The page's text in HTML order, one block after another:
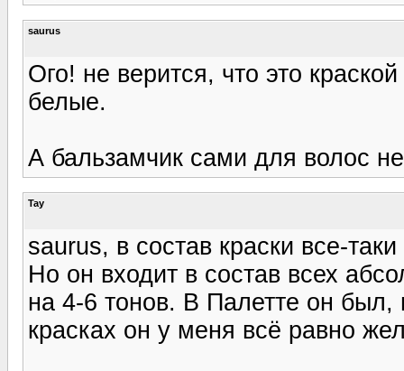
saurus
Ого! не верится, что это
белые.
А бальзамчик сами для волос
Tay
saurus, в состав краски все-
Но он входит в состав всех
на 4-6 тонов. В Палетте он
красках он у меня всё равно